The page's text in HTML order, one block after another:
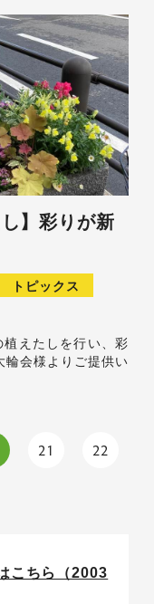
】彩りが新
トピックス
えたしを行い、彩
輪会様よりご提供い
21 22
こちら（2003